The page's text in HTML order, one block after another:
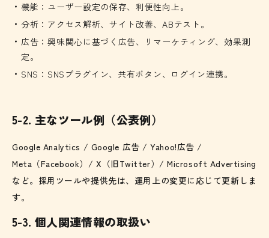
機能：ユーザー設定の保存、利便性向上。
分析：アクセス解析、サイト改善、ABテスト。
広告：興味関心に基づく広告、リマーケティング、効果測
定。
SNS：SNSプラグイン、共有ボタン、ログイン連携。
5-2. 主なツール例（公表例）
Google Analytics / Google 広告 / Yahoo!広告 /
Meta（Facebook）/ X（旧Twitter）/ Microsoft Advertising
など。採用ツールや提供先は、運用上の変更に応じて更新しま
す。
5-3. 個人関連情報の取扱い